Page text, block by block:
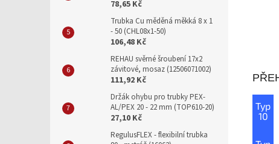
78,65 Kč
Trubka Cu měděná měkká 8 x 1
- 50 (CHL08x1-50)
106,48 Kč
REHAU svěrné šroubení 17x2
závitové, mosaz (12506071002)
111,92 Kč
Držák ohybu pro trubky PEX-
AL/PEX 20 - 22 mm (TOP610-20)
27,10 Kč
RegulusFLEX - flexibilní trubka
Typ
10